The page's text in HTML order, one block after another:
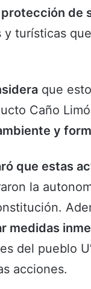
protección de
y turísticas
que
Caño
y
que estas
la
medidas
del pueblo
acciones.